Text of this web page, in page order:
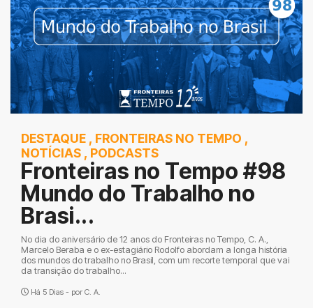
DESTAQUE , FRONTEIRAS NO TEMPO ,
NOTÍCIAS , PODCASTS
Fronteiras no Tempo #98
Mundo do Trabalho no
Brasi...
No dia do aniversário de 12 anos do Fronteiras no Tempo, C. A.,
Marcelo Beraba e o ex-estagiário Rodolfo abordam a longa história
dos mundos do trabalho no Brasil, com um recorte temporal que vai
da transição do trabalho...
Há 5 Dias - por C. A.